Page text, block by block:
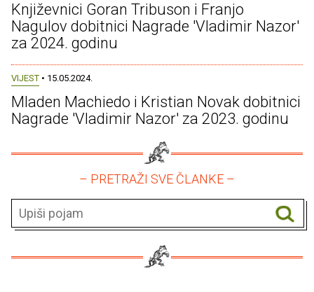
Književnici Goran Tribuson i Franjo
Nagulov dobitnici Nagrade 'Vladimir Nazor'
za 2024. godinu
VIJEST • 15.05.2024.
Mladen Machiedo i Kristian Novak dobitnici
Nagrade 'Vladimir Nazor' za 2023. godinu
– PRETRAŽI SVE ČLANKE –